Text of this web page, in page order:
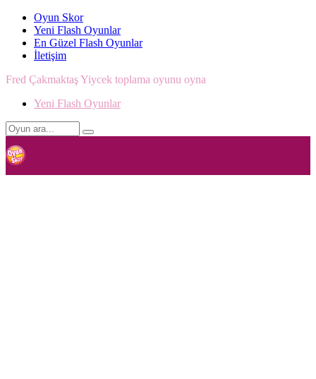
Oyun Skor
Yeni Flash Oyunlar
En Güzel Flash Oyunlar
İletişim
Fred Çakmaktaş Yiycek toplama oyunu oyna
Yeni Flash Oyunlar